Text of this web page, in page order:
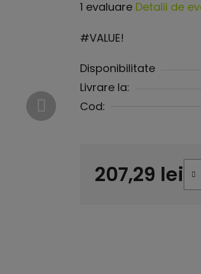
Evaluarea
a
este
5,0
din
1 evaluare Detalii de
#VALUE!
Disponibilitate
Livrare la:
Cod:
207,29 lei